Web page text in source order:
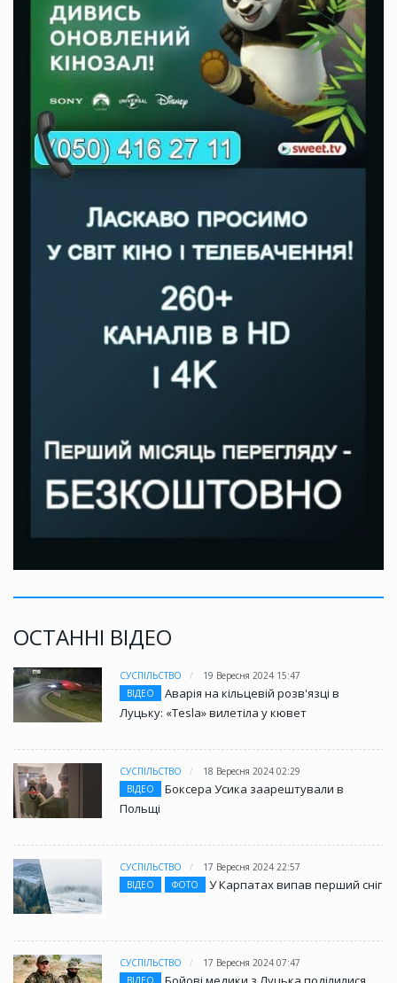
ОСТАННІ ВІДЕО
СУСПІЛЬСТВО
19 Вересня 2024 15:47
ВІДЕО
Аварія на кільцевій розв'язці в
Луцьку: «Tesla» вилетіла у кювет
СУСПІЛЬСТВО
18 Вересня 2024 02:29
ВІДЕО
Боксера Усика заарештували в
Польщі
СУСПІЛЬСТВО
17 Вересня 2024 22:57
ВІДЕО
ФОТО У Карпатах випав перший сніг
СУСПІЛЬСТВО
17 Вересня 2024 07:47
ВІДЕО